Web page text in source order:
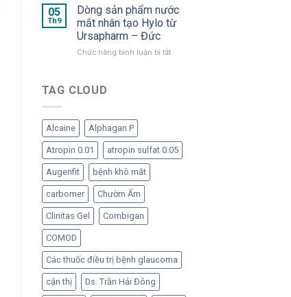
tấn”
trong
hàng
nước
ý
khi
dùng
lọ
05
Th9
Dòng sản phẩm nước
mắt nhân tạo Hylo từ
Ursapharm – Đức
Chức năng bình luận bị tắtở
Hylo
từ
TAG CLOUD
Alcaine Alphagan P
Atropin 0.01 atropin sulfat 0.05
Augenfit bệnh khô mắt
carbomer Chườm Ấm
Clinitas Gel Combigan
COMOD
Các thuốc điều trị bệnh glaucoma
cận thị Ds. Trần Hải Đông